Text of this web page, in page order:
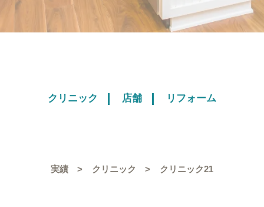
クリニック 店舗 リフォーム
実績 クリニック クリニック21